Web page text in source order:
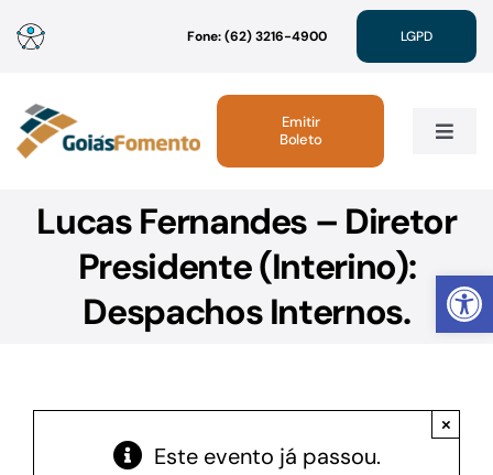
Abrir
para
conteúdo
Fone: (62) 3216-4900 LGPD
Toggle
Institucional
Linhas de Crédito
Emitir
Boleto
Lucas Fernandes – Diretor
Presidente (Interino):
Despachos Internos.
Este evento já passou.
×